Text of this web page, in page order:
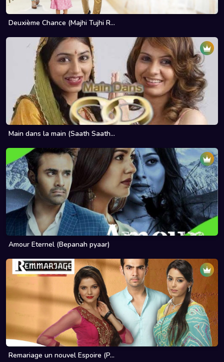
Deuxième Chance (Majhi Tujhi R...
Main dans la main (Saath Saath...
Amour Eternel (Bepanah pyaar)
Remariage un nouvel Espoire (P...